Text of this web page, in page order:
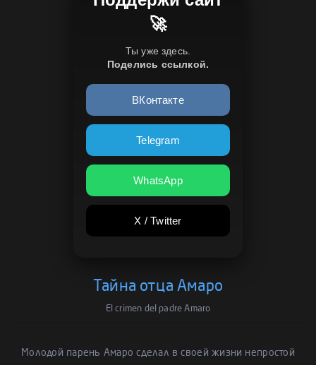
🚀
Ты уже здесь.
Поделись ссылкой.
ВКонтакте
Telegram
WhatsApp
X / Twitter
Тайна отца Амаро
El crimen del padre Amaro
Молодой парень Амаро сделал в своей жизни непростой